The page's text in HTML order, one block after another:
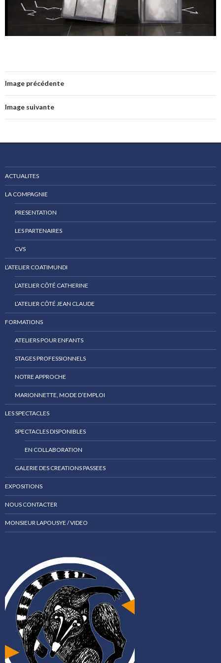
Image précédente
Image suivante
ACTUALITES
LA COMPAGNIE
PRESENTATION
LES PARTENAIRES
CVS
L’ATELIER COATIMUNDI
L’ATELIER CÔTÉ CATHERINE
L’ATELIER CÔTÉ JEAN CLAUDE
FORMATIONS
ATELIERS POUR ENFANTS
STAGES PROFESSIONNELS
NOTRE APPROCHE
MARIONNETTE, MODE D’EMPLOI
LES SPECTACLES
SPECTACLES DISPONIBLES
EN COLLABORATION
GALERIE DES CREATIONS PASSEES
EXPOSITIONS
NOUS CONTACTER
MONSIEUR LAPOUSYE / VIDEO